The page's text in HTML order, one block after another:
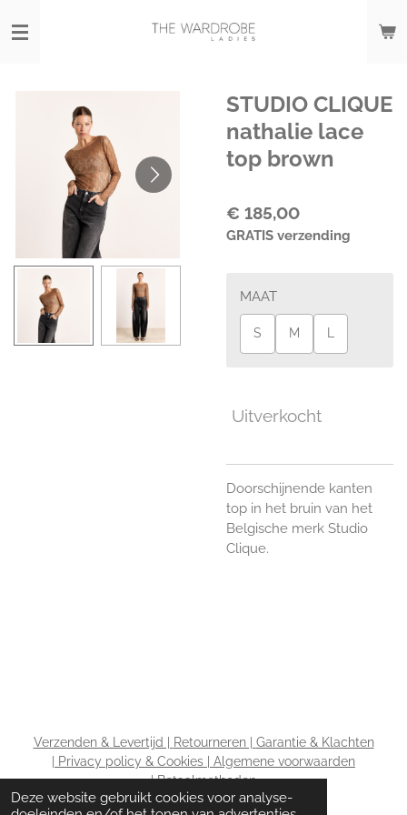
Deze website gebruikt cookies voor analyse-
direct
STUDIO CLIQUE
nathalie lace
top brown
€ 185,00
GRATIS verzending
MAAT
S M
Uitverkocht
Doorschijnende kanten
top in het bruin van het
Belgische merk Studio
Clique.
Verzenden & Levertijd | Retourneren | Garantie & Klachten
Privacy policy & Cookies | Algemene voorwaarden
|Betaalmethoden